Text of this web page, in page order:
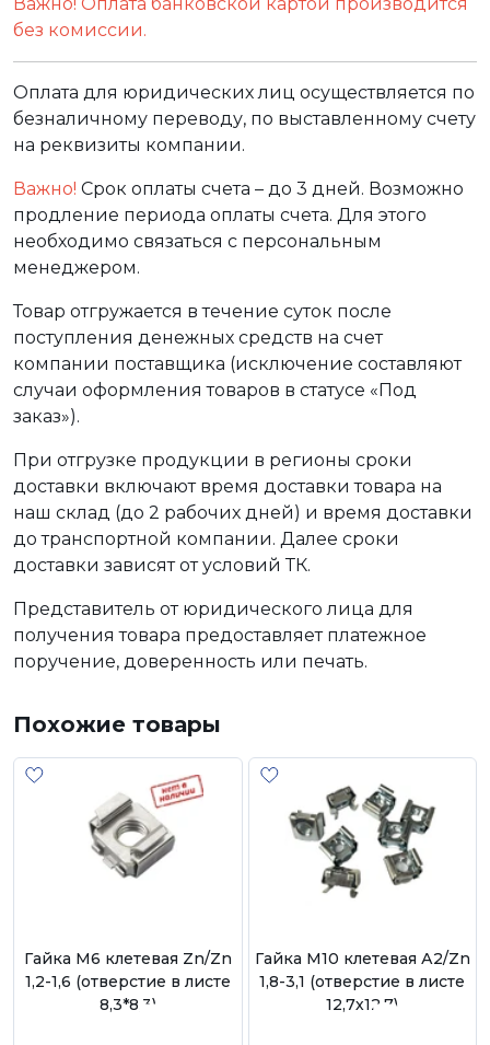
без комиссии.
Оплата для юридических лиц осуществляется по
безналичному переводу, по выставленному счету
на реквизиты компании.
Важно! Срок оплаты счета – до 3 дней. Возможно
продление периода оплаты счета. Для этого
необходимо связаться с персональным
менеджером.
Товар отгружается в течение суток после
поступления денежных средств на счет
компании поставщика (исключение составляют
случаи оформления товаров в статусе «Под
заказ»).
При отгрузке продукции в регионы сроки
доставки включают время доставки товара на
наш склад (до 2 рабочих дней) и время доставки
до транспортной компании. Далее сроки
доставки зависят от условий ТК.
Представитель от юридического лица для
получения товара предоставляет платежное
поручение, доверенность или печать.
Похожие товары
Гайка М6 клетевая Zn/Zn
1,2-1,6 (отверстие в листе
8,3*8,3)
Гайка М10 клетевая А2/Zn
1,8-3,1 (отверстие в листе
12,7х12,7)